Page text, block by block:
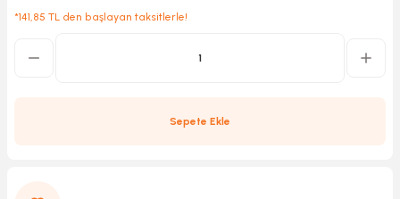
*141,85 TL den başlayan taksitlerle!
Sepete Ekle